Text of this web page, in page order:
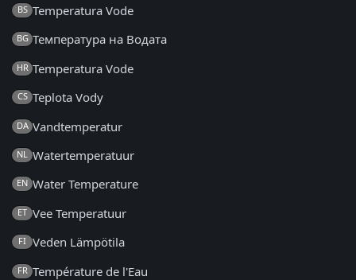
BS Temperatura Vode
BG Температура на Водата
HR Temperatura Vode
CS Teplota Vody
DA Vandtemperatur
NL Watertemperatuur
EN Water Temperature
ET Vee Temperatuur
FI Veden Lämpötila
FR Température de l'Eau